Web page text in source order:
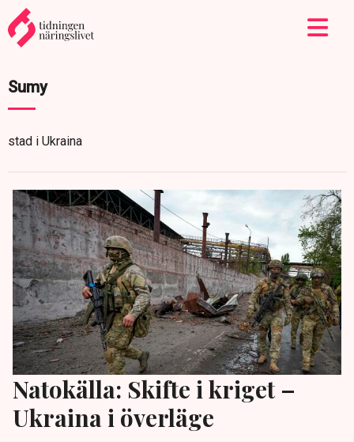
Sumy
stad i Ukraina
Natokälla: Skifte i kriget –
Ukraina i överläge